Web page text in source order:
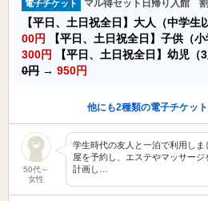
電子チケット マル得セット日帰り入館 割
【平日、土日祝全日】大人（中学生
00円
【平日、土日祝全日】子供（
300円
【平日、土日祝全日】幼児（
0円 → 950円
他にも2種類の電子チケッ
50代～
女性
学生時代の友人と一泊で利用し
屋を予約し、エステやマッサー
計画し…